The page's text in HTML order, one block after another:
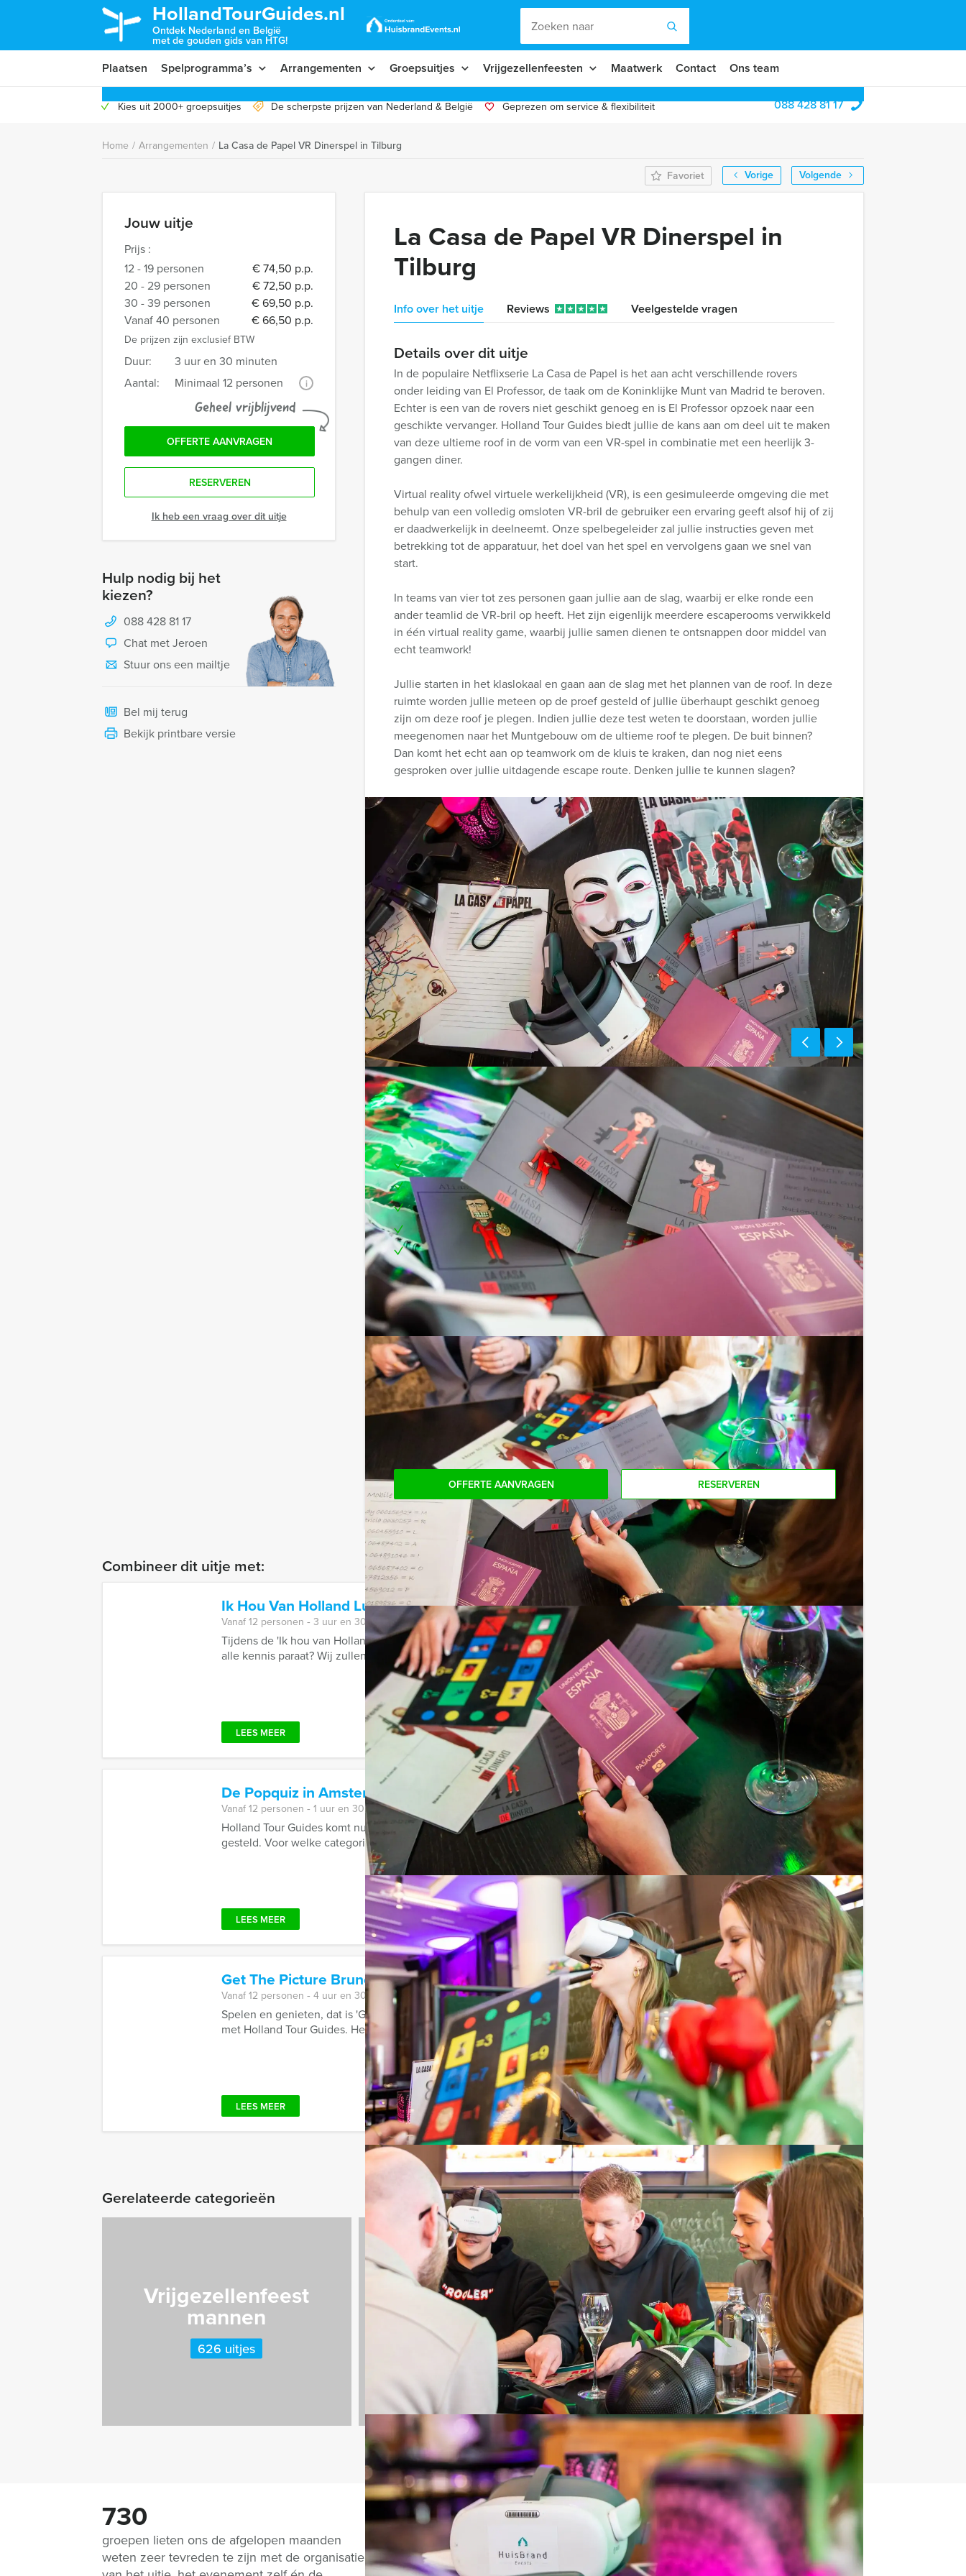
HollandTourGuides.nl
Ontdek Nederland en België
met de gouden gids van HTG!
Plaatsen Spelprogramma’s Arrangementen Groepsuitjes Vrijgezellenfeesten Maatwerk Contact Ons team
Kies uit 2000+ groepsuitjes De scherpste prijzen van Nederland & België Geprezen om service & flexibiliteit 088 428 81 17
Home / Arrangementen / La Casa de Papel VR Dinerspel in Tilburg
Vorige
Volgende
Favoriet
Jouw uitje
Prijs :
12 - 19 personen
€ 74,50 p.p.
20 - 29 personen
€ 72,50 p.p.
30 - 39 personen
€ 69,50 p.p.
Vanaf 40 personen
€ 66,50 p.p.
De prijzen zijn exclusief BTW
Duur:
3 uur en 30 minuten
Aantal:
Minimaal 12 personen i
Geheel vrijblijvend
OFFERTE AANVRAGEN
RESERVEREN
Ik heb een vraag over dit uitje
Hulp nodig bij het
kiezen?
088 428 81 17
Chat met Jeroen
Stuur ons een mailtje
Bel mij terug
Bekijk printbare versie
La Casa de Papel VR Dinerspel in
Tilburg
Info over het uitje Reviews Veelgestelde vragen
Details over dit uitje
In de populaire Netflixserie La Casa de Papel is het aan acht verschillende rovers
onder leiding van El Professor, de taak om de Koninklijke Munt van Madrid te beroven.
Echter is een van de rovers niet geschikt genoeg en is El Professor opzoek naar een
geschikte vervanger. Holland Tour Guides biedt jullie de kans aan om deel uit te maken
van deze ultieme roof in de vorm van een VR-spel in combinatie met een heerlijk 3-
gangen diner.
Virtual reality ofwel virtuele werkelijkheid (VR), is een gesimuleerde omgeving die met
behulp van een volledig omsloten VR-bril de gebruiker een ervaring geeft alsof hij of zij
er daadwerkelijk in deelneemt. Onze spelbegeleider zal jullie instructies geven met
betrekking tot de apparatuur, het doel van het spel en vervolgens gaan we snel van
start.
In teams van vier tot zes personen gaan jullie aan de slag, waarbij er elke ronde een
ander teamlid de VR-bril op heeft. Het zijn eigenlijk meerdere escaperooms verwikkeld
in één virtual reality game, waarbij jullie samen dienen te ontsnappen door middel van
echt teamwork!
Jullie starten in het klaslokaal en gaan aan de slag met het plannen van de roof. In deze
ruimte worden jullie meteen op de proef gesteld of jullie überhaupt geschikt genoeg
zijn om deze roof je plegen. Indien jullie deze test weten te doorstaan, worden jullie
meegenomen naar het Muntgebouw om de ultieme roof te plegen. De buit binnen?
Dan komt het echt aan op teamwork om de kluis te kraken, dan nog niet eens
gesproken over jullie uitdagende escape route. Denken jullie te kunnen slagen?
Inclusief:
Professionele begeleiding
Moderne VR-brillen
Uitgebreid 3-gangen diner
Leuke prijs voor het winnende team
Te boeken op uw gewenste dag en tijdstip!
Tip:
Niet telkens uw knip hoeven trekken om uw drankje af te rekenen? Voor € 13,50 per
persoon per uur (excl. BTW) kunt u gebruikmaken van het drankarrangement, waarbij u
onbeperkt kunt genieten van bier, fris, huiswijn, koffie en thee. En… zo komt u ook
achteraf niet voor verrassingen te staan!
Komen jullie niet aan het minimale aantal deelnemers voor dit groepsuitje? Als je bereid
bent voor het minimale aantal te betalen, kan je ook gewoon voor minder personen
OFFERTE AANVRAGEN RESERVEREN
Combineer dit uitje met:
Ik Hou Van Holland Lunch Heerenveen
Vanaf€ 54,50p.p. excl. BTW
Vanaf 12 personen ‐ 3 uur en 30 minuten
Tijdens de 'Ik hou van Holland Lunch' van Holland Tour Guides in Heerenveen gaan we het beroemde tv-spel spelen. Heeft u
alle kennis paraat? Wij zullen ...
LEES MEER
De Popquiz in Amsterdam Vanaf€ 27,50p.p. excl. BTW
Vanaf 12 personen ‐ 1 uur en 30 minuten
Holland Tour Guides komt nu met een spetterende Popquiz. In hartje Amsterdam wordt uw muzikale kennis op de proef
gesteld. Voor welke categorie kiest u?
LEES MEER Favoriet
Get The Picture Brunch Apeldoorn Vanaf € 52,50 p.p. excl. BTW
Vanaf 12 personen ‐ 4 uur en 30 minuten
Spelen en genieten, dat is 'Get the Picture Brunch' Apeldoorn; speel Get the Picture, verken de stad, geniet van lekker eten,
met Holland Tour Guides. Het decor van de ...
LEES MEER Favoriet
Gerelateerde categorieën
Vrijgezellenfeest
mannen
626 uitjes
Teambuilding
2167 uitjes
Vrijgezellenfeest
vrouwen
555 uitjes
730
groepen lieten ons de afgelopen maanden
weten zeer tevreden te zijn met de organisatie
Vragen over dit uitje?